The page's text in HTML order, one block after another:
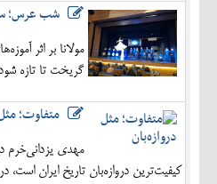
شب عرس؛
مولانا بر اثر
گریخت تا تازه شود
متفاوت؛
مهدی یزدانی‌خرم
کیفیت‌ترین دروازه‌بان تاریخ ایران است،